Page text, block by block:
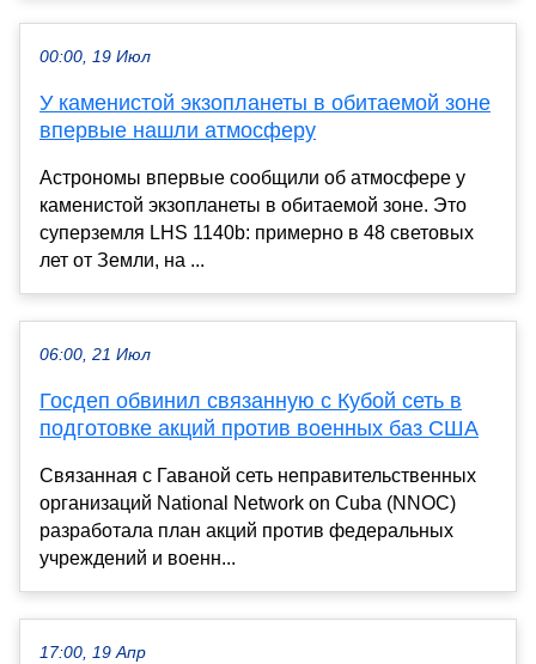
00:00, 19 Июл
У каменистой экзопланеты в обитаемой зоне
впервые нашли атмосферу
Астрономы впервые сообщили об атмосфере у
каменистой экзопланеты в обитаемой зоне. Это
суперземля LHS 1140b: примерно в 48 световых
лет от Земли, на ...
06:00, 21 Июл
Госдеп обвинил связанную с Кубой сеть в
подготовке акций против военных баз США
Связанная с Гаваной сеть неправительственных
организаций National Network on Cuba (NNOC)
разработала план акций против федеральных
учреждений и военн...
17:00, 19 Апр